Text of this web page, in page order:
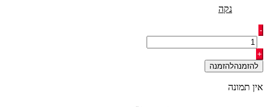
נקה
כמות
של
כרטיסים
למילאן
-
לצ'ה
-
+
להזמנה
אין תמונה